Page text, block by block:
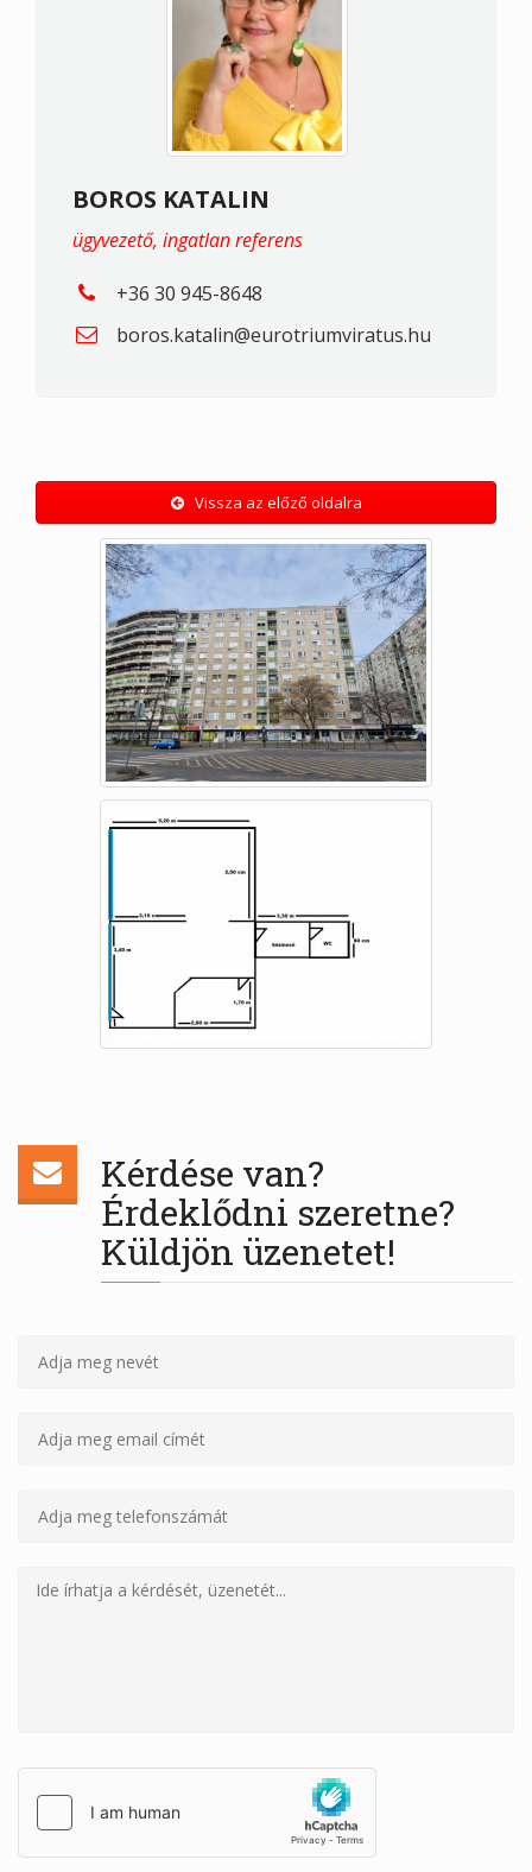
BOROS KATALIN
ügyvezető, ingatlan referens
+36 30 945-8648
boros.katalin@eurotriumviratus.hu
Vissza az előző oldalra
Kérdése van?
Érdeklődni szeretne?
Küldjön üzenetet!